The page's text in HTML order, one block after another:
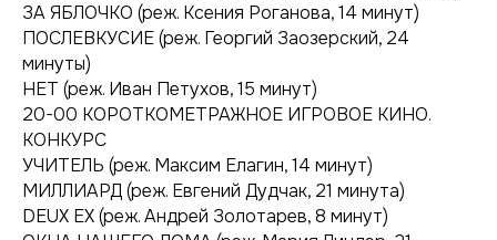
ЗА ЯБЛОЧКО (реж. Ксения Роганова, 14 минут)
ПОСЛЕВКУСИЕ (реж. Георгий Заозерский, 24
минуты)
НЕТ (реж. Иван Петухов, 15 минут)
20-00 КОРОТКОМЕТРАЖНОЕ ИГРОВОЕ КИНО.
КОНКУРС
УЧИТЕЛЬ (реж. Максим Елагин, 14 минут)
МИЛЛИАРД (реж. Евгений Дудчак, 21 минута)
DEUX EX (реж. Андрей Золотарев, 8 минут)